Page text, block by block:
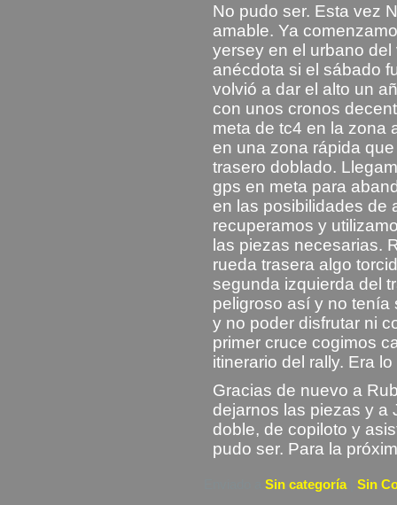
No pudo ser. Esta vez
amable. Ya
yersey en el urbano
anécdota si el sábado
volvió a dar el alto un
con unos cronos
meta de tc4 en la zona
en una zona rápida
trasero doblado.
gps en meta para
en las posibilidades de
recuperamos y
las piezas necesarias.
rueda trasera algo
segunda izquierda del
peligroso así y no
y no poder disfrutar ni
primer cruce cogimos
itinerario del rally. Era
Gracias de nuevo a
dejarnos las piezas y a
doble, de copiloto y
pudo ser. Para la
Sin categoría Sin